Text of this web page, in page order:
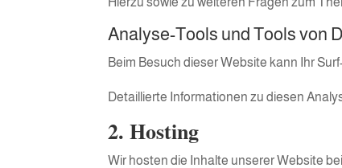
Analyse-Tools und Tools von
Beim Besuch dieser Website kann Ihr
Detaillierte Informationen zu diesen
2. Hosting
Wir hosten die Inhalte unserer Website